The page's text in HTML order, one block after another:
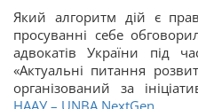
Який алгоритм дій є
просуванні себе
адвокатів України під
«Актуальні питання
організований за
НААУ – UNBA NextGen.